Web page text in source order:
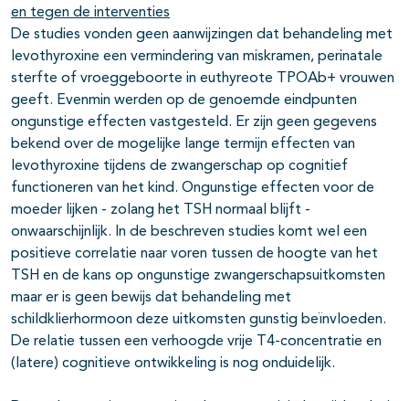
en tegen de interventies
De studies vonden geen aanwijzingen dat behandeling met
levothyroxine een vermindering van miskramen, perinatale
sterfte of vroeggeboorte in euthyreote TPOAb+ vrouwen
geeft. Evenmin werden op de genoemde eindpunten
ongunstige effecten vastgesteld. Er zijn geen gegevens
bekend over de mogelijke lange termijn effecten van
levothyroxine tijdens de zwangerschap op cognitief
functioneren van het kind. Ongunstige effecten voor de
moeder lijken - zolang het TSH normaal blijft -
onwaarschijnlijk. In de beschreven studies komt wel een
positieve correlatie naar voren tussen de hoogte van het
TSH en de kans op ongunstige zwangerschapsuitkomsten
maar er is geen bewijs dat behandeling met
schildklierhormoon deze uitkomsten gunstig beïnvloeden.
De relatie tussen een verhoogde vrije T4-concentratie en
(latere) cognitieve ontwikkeling is nog onduidelijk.